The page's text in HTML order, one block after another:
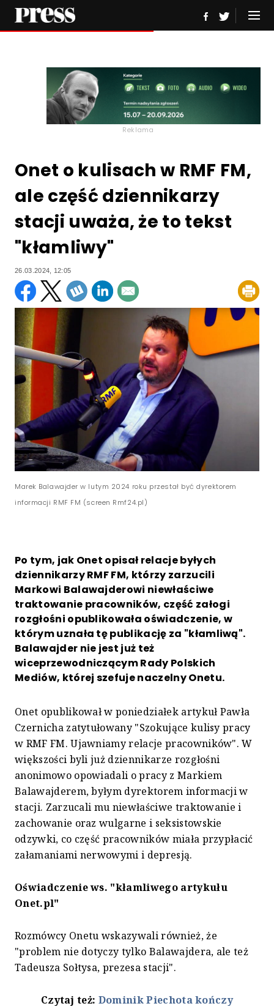
Reklama
Onet o kulisach w RMF FM,
ale część dziennikarzy
stacji uważa, że to tekst
"kłamliwy"
26.03.2024, 12:05
Marek Balawajder w lutym 2024 roku przestał być dyrektorem
informacji RMF FM (screen Rmf24.pl)
Po tym, jak Onet opisał relacje byłych
dziennikarzy RMF FM, którzy zarzucili
Markowi Balawajderowi niewłaściwe
traktowanie pracowników, część załogi
rozgłośni opublikowała oświadczenie, w
którym uznała tę publikację za "kłamliwą".
Balawajder nie jest już też
wiceprzewodniczącym Rady Polskich
Mediów, której szefuje naczelny Onetu.
Onet opublikował w poniedziałek artykuł Pawła
Czernicha zatytułowany "Szokujące kulisy pracy
w RMF FM. Ujawniamy relacje pracowników". W
większości byli już dziennikarze rozgłośni
anonimowo opowiadali o pracy z Markiem
Balawajderem, byłym dyrektorem informacji w
stacji. Zarzucali mu niewłaściwe traktowanie i
zachowanie oraz wulgarne i seksistowskie
odzywki, co część pracowników miała przypłacić
załamaniami nerwowymi i depresją.
Oświadczenie ws. "kłamliwego artykułu
Onet.pl"
Rozmówcy Onetu wskazywali również, że
"problem nie dotyczy tylko Balawajdera, ale też
Tadeusza Sołtysa, prezesa stacji".
Czytaj też: Dominik Piechota kończy